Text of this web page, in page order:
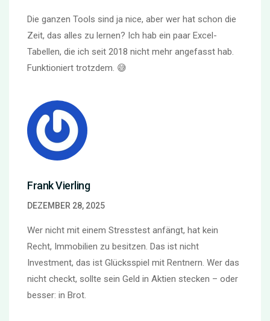
Die ganzen Tools sind ja nice, aber wer hat schon die
Zeit, das alles zu lernen? Ich hab ein paar Excel-
Tabellen, die ich seit 2018 nicht mehr angefasst hab.
Funktioniert trotzdem. 😅
Frank Vierling
DEZEMBER 28, 2025
Wer nicht mit einem Stresstest anfängt, hat kein
Recht, Immobilien zu besitzen. Das ist nicht
Investment, das ist Glücksspiel mit Rentnern. Wer das
nicht checkt, sollte sein Geld in Aktien stecken – oder
besser: in Brot.